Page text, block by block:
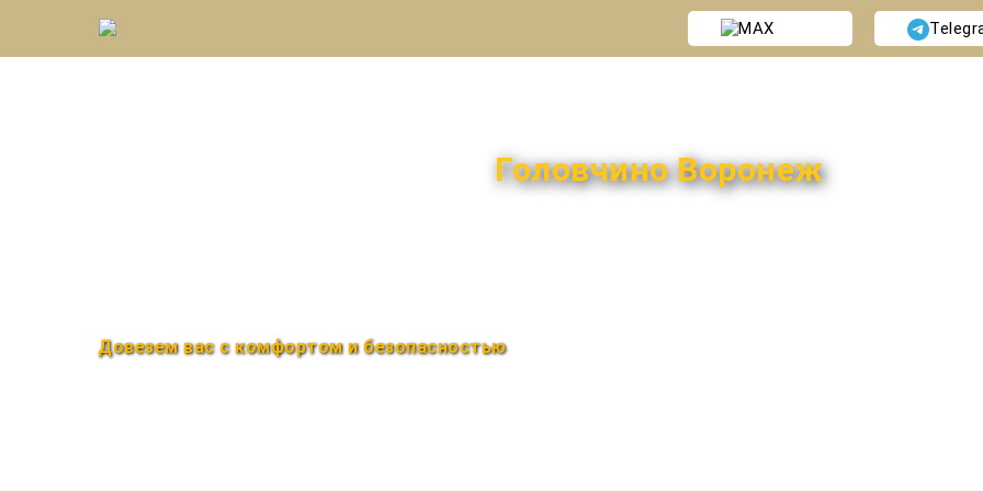
MAX
Головчино Воронеж
Довезем вас с комфортом и безопасностью